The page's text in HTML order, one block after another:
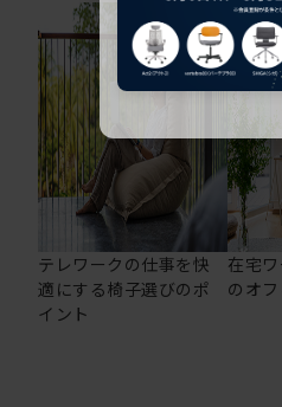
テレワークの仕事を快
適にする椅子選びのポ
イント
在宅
のオ